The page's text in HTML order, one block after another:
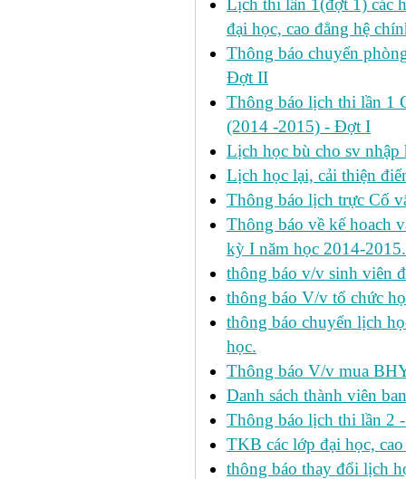
Lịch thi lần 1(đợt 1) các
đại học, cao đẳng hệ
Thông báo chuyển
Đợt II
Thông báo lịch thi lần 1
(2014 -2015) - Đợt I
Lịch học bù cho sv
Lịch học lại, cải thiện
Thông báo lịch trực Cố
Thông báo về kế hoach
kỳ I năm học 2014-2015.
thông báo v/v sinh viên
thông báo V/v tổ chức
thông báo chuyển lịch
học.
Thông báo V/v mua
Danh sách thành viên
Thông báo lịch thi lần 2
TKB các lớp đại học,
thông báo thay đổi lịch